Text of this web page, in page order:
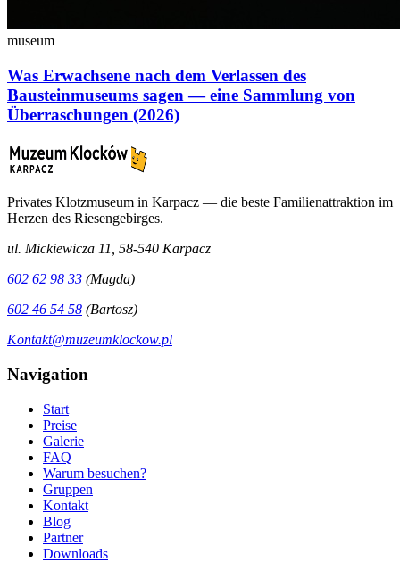
museum
Was Erwachsene nach dem Verlassen des
Bausteinmuseums sagen — eine Sammlung von
Überraschungen (2026)
Privates Klotzmuseum in Karpacz — die beste Familienattraktion im
Herzen des Riesengebirges.
ul. Mickiewicza 11, 58-540 Karpacz
602 62 98 33 (Magda)
602 46 54 58 (Bartosz)
Kontakt@muzeumklockow.pl
Navigation
Start
Preise
Galerie
FAQ
Warum besuchen?
Gruppen
Kontakt
Blog
Partner
Downloads